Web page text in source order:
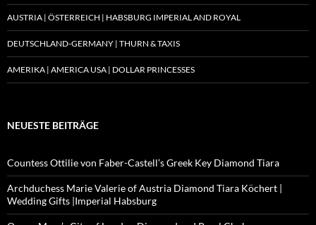
AUSTRIA | ÖSTERREICH | HABSBURG IMPERIAL AND ROYAL
DEUTSCHLAND-GERMANY | THURN & TAXIS
AMERIKA | AMERICA USA | DOLLAR PRINCESSES
NEUESTE BEITRÄGE
Countess Ottilie von Faber-Castell’s Greek Key Diamond Tiara
Archduchess Marie Valerie of Austria Diamond Tiara Köchert |
Wedding Gifts |Imperial Habsburg